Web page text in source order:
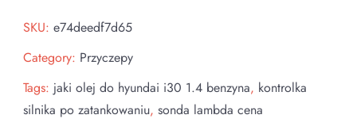
SKU: e74deedf7d65
Category: Przyczepy
Tags: jaki olej do hyundai i30 1.4 benzyna, kontrolka
silnika po zatankowaniu, sonda lambda cena